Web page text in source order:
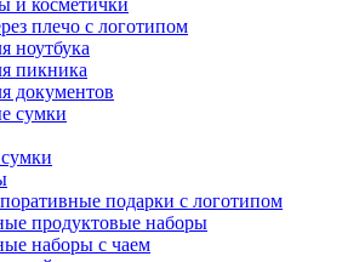
плечо с логотипом
ноутбука
пикника
документов
сумки
подарки с логотипом
продуктовые наборы
наборы с чаем